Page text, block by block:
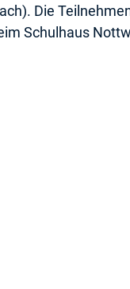
Die
Schulhaus